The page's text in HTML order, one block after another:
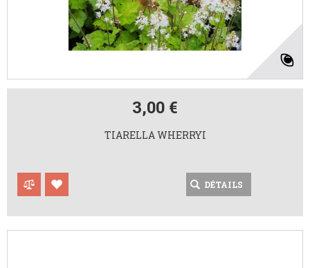
3,00 €
TIARELLA WHERRYI
DÉTAILS